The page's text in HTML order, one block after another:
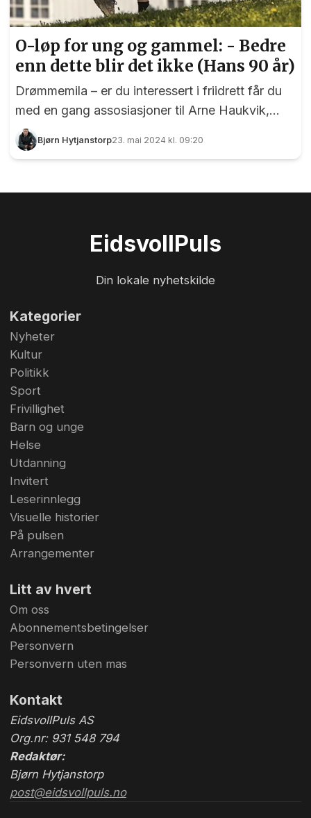
O-løp for ung og gammel: - Bedre
enn dette blir det ikke (Hans 90 år)
Drømmemila – er du interessert i friidrett får du
med en gang assosiasjoner til Arne Haukvik,
jordbærparty og Bislett Games. En engelsk mile,
altså 1609 meter, har helt siden 1974 vært fast et
gang , sier nestor i Eidsvoll O-lag Lars Saxhaug.
Bjørn Hytjanstorp23. mai 2024 kl. 09:20
EidsvollPuls
Din lokale nyhetskilde
Kategorier
Nyheter
Kultur
Politikk
Sport
Frivillighet
Barn og unge
Helse
Utdanning
Invitert
Leserinnlegg
Visuelle historier
På pulsen
Arrangementer
Litt av hvert
Om oss
Abonnementsbetingelser
Personvern
Personvern uten mas
Kontakt
EidsvollPuls AS
Org.nr: 931 548 794
Redaktør:
Bjørn Hytjanstorp
post@eidsvollpuls.no